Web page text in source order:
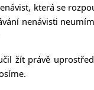
která se
nenávisti
žít právě